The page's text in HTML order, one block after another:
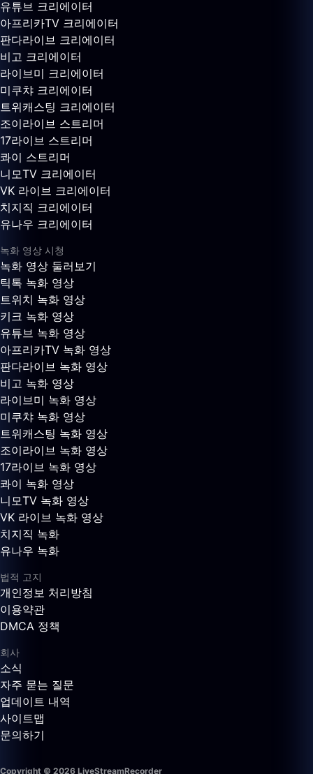
유튜브 크리에이터
아프리카TV 크리에이터
판다라이브 크리에이터
비고 크리에이터
라이브미 크리에이터
미쿠챠 크리에이터
트위캐스팅 크리에이터
조이라이브 스트리머
17라이브 스트리머
콰이 스트리머
니모TV 크리에이터
VK 라이브 크리에이터
치지직 크리에이터
유나우 크리에이터
녹화 영상 시청
녹화 영상 둘러보기
틱톡 녹화 영상
트위치 녹화 영상
키크 녹화 영상
유튜브 녹화 영상
아프리카TV 녹화 영상
판다라이브 녹화 영상
비고 녹화 영상
라이브미 녹화 영상
미쿠챠 녹화 영상
트위캐스팅 녹화 영상
조이라이브 녹화 영상
17라이브 녹화 영상
콰이 녹화 영상
니모TV 녹화 영상
VK 라이브 녹화 영상
치지직 녹화
유나우 녹화
법적 고지
개인정보 처리방침
이용약관
DMCA 정책
회사
소식
자주 묻는 질문
업데이트 내역
사이트맵
문의하기
Copyright © 2026 LiveStreamRecorder